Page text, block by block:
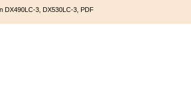
DX490LC-3, DX530LC-3, PDF